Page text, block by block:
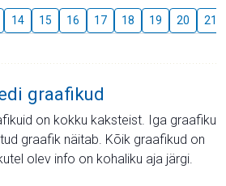
14 15 16 17 18 19 20 21
graafikud
on kokku kaksteist. Iga graafiku
graafik näitab. Kõik graafikud on
olev info on kohaliku aja järgi.